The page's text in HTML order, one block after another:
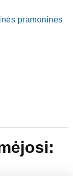
pramoninės